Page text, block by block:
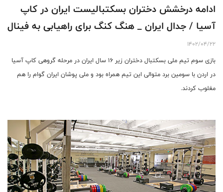
ادامه درخشش دختران بسکتبالیست ایران در کاپ
آسیا / جدال ایران _ هنگ کنگ برای راهیابی به فینال
1402/04/22
بازی سوم تیم ملی بسکتبال دختران زیر ۱۶ سال ایران در مرحله گروهی کاپ آسیا
در اردن با سومین برد متوالی این تیم همراه بود و ملی پوشان ایران گوام را هم
مغلوب کردند.